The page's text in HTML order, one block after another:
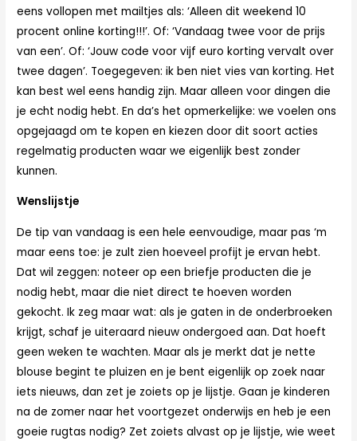
eens vollopen met mailtjes als: ‘Alleen dit weekend 10
procent online korting!!!’. Of: ‘Vandaag twee voor de prijs
van een’. Of: ‘Jouw code voor vijf euro korting vervalt over
twee dagen’. Toegegeven: ik ben niet vies van korting. Het
kan best wel eens handig zijn. Maar alleen voor dingen die
je echt nodig hebt. En da’s het opmerkelijke: we voelen ons
opgejaagd om te kopen en kiezen door dit soort acties
regelmatig producten waar we eigenlijk best zonder
kunnen.
Wenslijstje
De tip van vandaag is een hele eenvoudige, maar pas ‘m
maar eens toe: je zult zien hoeveel profijt je ervan hebt.
Dat wil zeggen: noteer op een briefje producten die je
nodig hebt, maar die niet direct te hoeven worden
gekocht. Ik zeg maar wat: als je gaten in de onderbroeken
krijgt, schaf je uiteraard nieuw ondergoed aan. Dat hoeft
geen weken te wachten. Maar als je merkt dat je nette
blouse begint te pluizen en je bent eigenlijk op zoek naar
iets nieuws, dan zet je zoiets op je lijstje. Gaan je kinderen
na de zomer naar het voortgezet onderwijs en heb je een
goeie rugtas nodig? Zet zoiets alvast op je lijstje, wie weet